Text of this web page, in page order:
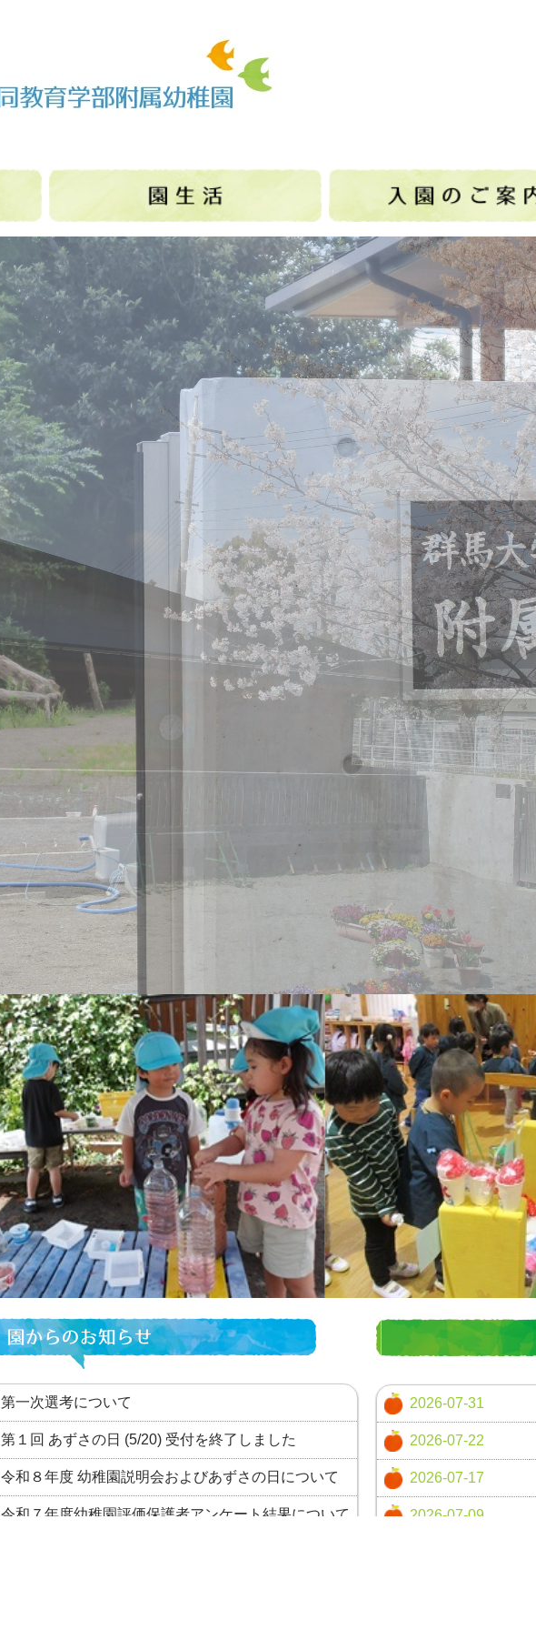
第一次選考について
第１回 あずさの日 (5/20) 受付を終了しました
令和８年度 幼稚園説明会およびあずさの日について
令和７年度幼稚園評価保護者アンケート結果について
2026-07-31
2026-07-22
2026-07-17
2026-07-09